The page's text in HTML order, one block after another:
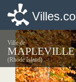
Villes.co
Ville de
MAPLEVILLE
(Rhode Island)
Villes.co